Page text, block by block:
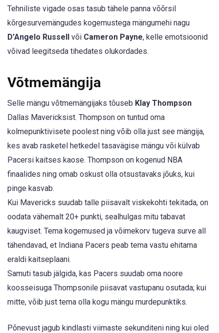
Tehniliste vigade osas tasub tähele panna võõrsil
kõrgesurvemängudes kogemustega mängumehi nagu
D’Angelo Russell
või Cameron Payne, kelle emotsioonid
võivad leegitseda tihedates olukordades.
Võtmemängija
Selle mängu võtmemängijaks tõuseb Klay Thompson
Dallas Mavericksist. Thompson on tuntud oma
kolmepunktivisete poolest ning võib olla just see mängija,
kes avab rasketel hetkedel tasavägise mängu või külvab
Pacersi kaitses kaose. Thompson on kogenud NBA
finaalides ning omab oskust olla otsustavaks jõuks, kui
pinge kasvab.
Kui Mavericks suudab talle piisavalt viskekohti tekitada, on
oodata vähemalt 20+ punkti, sealhulgas mitu tabavat
kaugviset. Tema kogemused ja võimekorv tugeva surve all
tähendavad, et Indiana Pacers peab tema vastu ehitama
eraldi kaitseplaani.
Samuti tasub jälgida, kas Pacers suudab oma noore
koosseisuga Thompsonile piisavat vastupanu osutada; kui
mitte, võib just tema olla kogu mängu murdepunktiks.
Põnevust jagub kindlasti viimaste sekunditeni ning kui oled